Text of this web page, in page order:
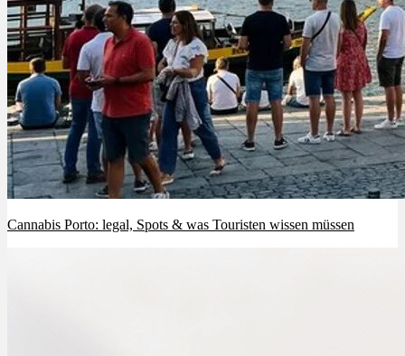
Menü Menü
Cannabis Porto: legal, Spots & was Touristen wissen müssen